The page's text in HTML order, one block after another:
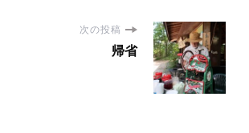
次の投稿
帰省